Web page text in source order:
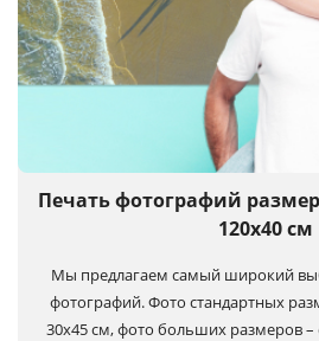
Печать фотографий
120х40 см
Мы предлагаем самый широкий
фотографий. Фото стандартных
30х45 см, фото больших размеров –